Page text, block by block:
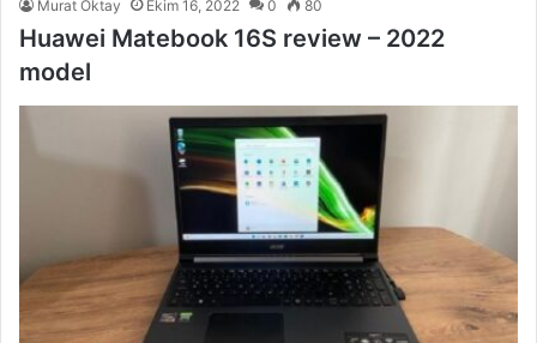
Murat Oktay Ekim 16, 2022 0 80
Huawei Matebook 16S review – 2022
model